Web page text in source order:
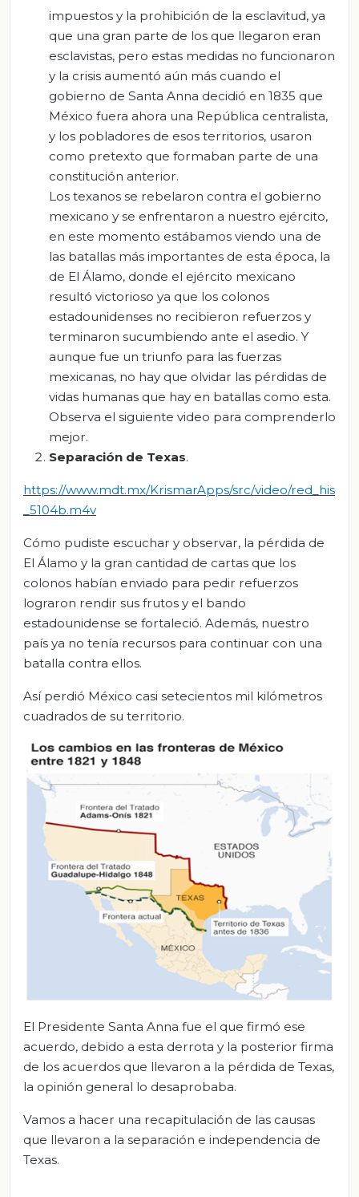
impuestos y la prohibición de la esclavitud, ya
que una gran parte de los que llegaron eran
esclavistas, pero estas medidas no funcionaron
y la crisis aumentó aún más cuando el
gobierno de Santa Anna decidió en 1835 que
México fuera ahora una República centralista,
y los pobladores de esos territorios, usaron
como pretexto que formaban parte de una
constitución anterior.
Los texanos se rebelaron contra el gobierno
mexicano y se enfrentaron a nuestro ejército,
en este momento estábamos viendo una de
las batallas más importantes de esta época, la
de El Álamo, donde el ejército mexicano
resultó victorioso ya que los colonos
estadounidenses no recibieron refuerzos y
terminaron sucumbiendo ante el asedio. Y
aunque fue un triunfo para las fuerzas
mexicanas, no hay que olvidar las pérdidas de
vidas humanas que hay en batallas como esta.
Observa el siguiente video para comprenderlo
mejor.
Separación de Texas.
https://www.mdt.mx/KrismarApps/src/video/red_his
_5104b.m4v
Cómo pudiste escuchar y observar, la pérdida de
El Álamo y la gran cantidad de cartas que los
colonos habían enviado para pedir refuerzos
lograron rendir sus frutos y el bando
estadounidense se fortaleció. Además, nuestro
país ya no tenía recursos para continuar con una
batalla contra ellos.
Así perdió México casi setecientos mil kilómetros
cuadrados de su territorio.
El Presidente Santa Anna fue el que firmó ese
acuerdo, debido a esta derrota y la posterior firma
de los acuerdos que llevaron a la pérdida de Texas,
la opinión general lo desaprobaba.
Vamos a hacer una recapitulación de las causas
que llevaron a la separación e independencia de
Texas.